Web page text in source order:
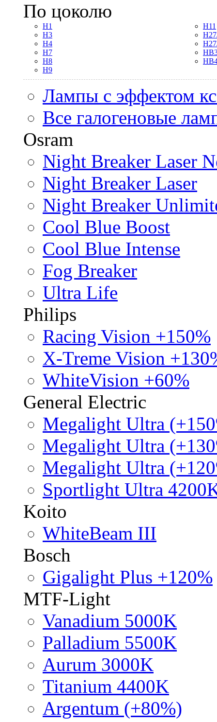
По цоколю
H1
H3
H4
H7
H8
H9
H11
Лампы с эффектом
Все галогеновые
Osram
Night Breaker Laser
Night Breaker Laser
Night Breaker
Cool Blue Boost
Cool Blue Intense
Fog Breaker
Ultra Life
Philips
Racing Vision +150%
X-Treme Vision
WhiteVision +60%
General Electric
Megalight Ultra
Megalight Ultra
Megalight Ultra
Sportlight Ultra
Koito
WhiteBeam III
Bosch
Gigalight Plus +120%
MTF-Light
Vanadium 5000K
Palladium 5500K
Aurum 3000K
Titanium 4400K
Argentum (+80%)